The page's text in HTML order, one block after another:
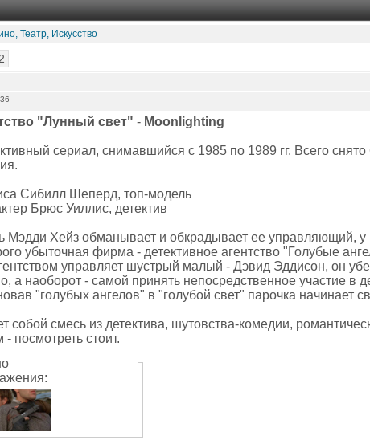
Театр, Искусство
"Лунный свет" - Moonlighting
сериал, снимавшийся с 1985 по 1989 гг. Всего
Сибилл Шеперд, топ-модель
Брюс Уиллис, детектив
Мэдди Хейз обманывает и обкрадывает ее управляющий, у
убыточная фирма - детективное агентство "Голубые
управляет шустрый малый - Дэвид Эддисон, он
а наоборот - самой принять непосредственное участие в
"голубых ангелов" в "голубой свет" парочка начинает
собой смесь из детектива, шутовства-комедии,
посмотреть стоит.